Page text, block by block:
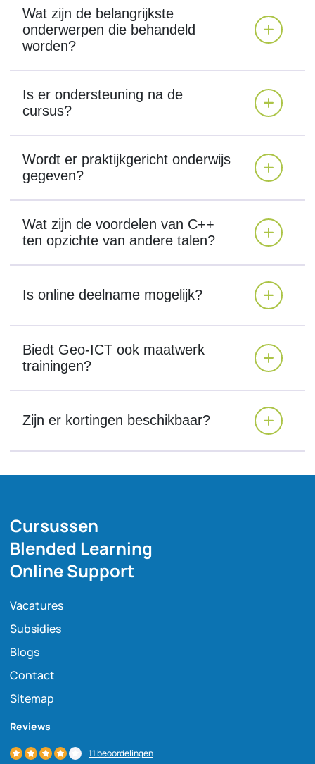
Wat zijn de belangrijkste
onderwerpen die behandeld
worden?
Is er ondersteuning na de
cursus?
Wordt er praktijkgericht onderwijs
gegeven?
Wat zijn de voordelen van C++
ten opzichte van andere talen?
Is online deelname mogelijk?
Biedt Geo-ICT ook maatwerk
trainingen?
Zijn er kortingen beschikbaar?
Cursussen
Blended Learning
Online Support
Vacatures
Subsidies
Blogs
Contact
Sitemap
Reviews
11 beoordelingen